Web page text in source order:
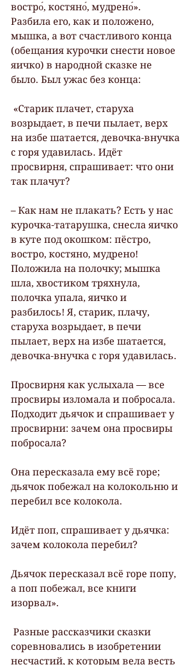
востро́, костяно́, мудрено́».
Разбила его, как и положено,
мышка, а вот счастливого конца
(обещания курочки снести новое
яичко) в народной сказке не
было. Был ужас без конца:
возрыдает, в печи пылает, верх
на избе шатается, девочка-внучка
с горя удавилась. Идёт
просвирня, спрашивает: что они
так плачут?
– Как нам не плакать? Есть у нас
курочка-татарушка, снесла яичко
в куте под окошком: пёстро,
востро, костяно, мудрено!
Положила на полочку; мышка
шла, хвостиком тряхнула,
полочка упала, яичко и
разбилось! Я, старик, плачу,
старуха возрыдает, в печи
пылает, верх на избе шатается,
девочка-внучка с горя удавилась.
Просвирня как услыхала — все
просвиры изломала и побросала.
Подходит дьячок и спрашивает у
просвирни: зачем она просвиры
побросала?
Она пересказала ему всё горе;
дьячок побежал на колокольню и
перебил все колокола.
Идёт поп, спрашивает у дьячка:
зачем колокола перебил?
Дьячок пересказал всё горе попу,
а поп побежал, все книги
изорвал».
соревновались в изобретении
несчастий, к которым вела весть